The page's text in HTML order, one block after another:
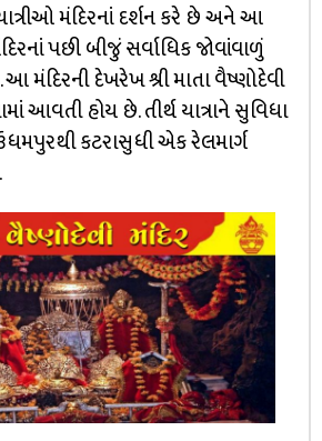
મંદિરનાં દર્શન કરે છે અને આ
પછી બીજું સર્વાધિક જોવાંવાળું
આ મંદિરની દેખરેખ શ્રી માતા વૈષ્ણોદેવી
આવતી હોય છે. તીર્થ યાત્રાને સુવિધા
કટરાસુધી એક રેલમાર્ગ